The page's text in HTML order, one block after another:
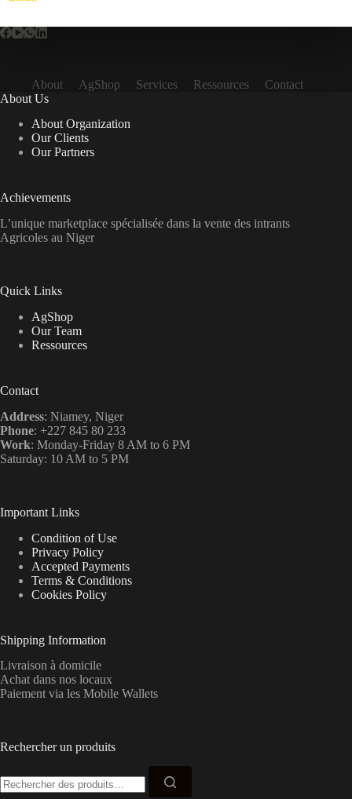
About AgShop Services Ressources
Contact
About Us
About Organization
Our Clients
Our Partners
Achievements
L’unique marketplace spécialisée dans la vente des intrants
Agricoles au Niger
Quick Links
AgShop
Our Team
Ressources
Contact
Address: Niamey, Niger
Phone: +227 845 80 233
Work: Monday-Friday 8 AM to 6 PM
Saturday: 10 AM to 5 PM
Important Links
Condition of Use
Privacy Policy
Accepted Payments
Terms & Conditions
Cookies Policy
Shipping Information
Livraison à domicile
Achat dans nos locaux
Paiement via les Mobile Wallets
Rechercher un produits
pour :